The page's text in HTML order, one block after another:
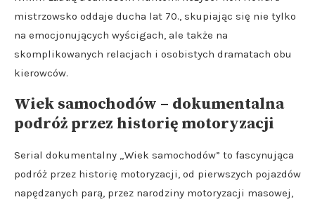
mistrzowsko oddaje ducha lat 70., skupiając się nie tylko
na emocjonujących wyścigach, ale także na
skomplikowanych relacjach i osobistych dramatach obu
kierowców.
Wiek samochodów – dokumentalna
podróż przez historię motoryzacji
Serial dokumentalny „Wiek samochodów” to fascynująca
podróż przez historię motoryzacji, od pierwszych pojazdów
napędzanych parą, przez narodziny motoryzacji masowej,